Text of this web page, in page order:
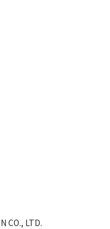
CO., LTD.